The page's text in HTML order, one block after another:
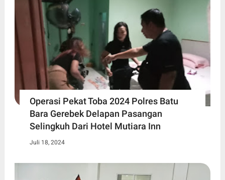
Operasi Pekat Toba 2024 Polres Batu
Bara Gerebek Delapan Pasangan
Selingkuh Dari Hotel Mutiara Inn
Juli 18, 2024